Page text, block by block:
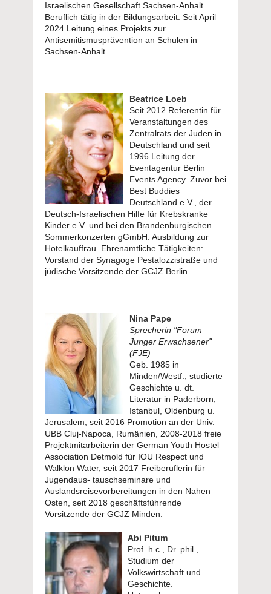
Israelischen Gesellschaft Sachsen-Anhalt.
Beruflich tätig in der Bildungsarbeit. Seit April
2024 Leitung eines Projekts zur
Antisemitismusprävention an Schulen in
Sachsen-Anhalt.
Beatrice Loeb
Seit 2012 Referentin für
Veranstaltungen des
Zentralrats der Juden in
Deutschland und seit
1996 Leitung der
Eventagentur Berlin
Events Agency. Zuvor bei
Best Buddies
Deutschland e.V., der
Deutsch-Israelischen Hilfe für Krebskranke
Kinder e.V. und bei den Brandenburgischen
Sommerkonzerten gGmbH. Ausbildung zur
Hotelkauffrau. Ehrenamtliche Tätigkeiten:
Vorstand der Synagoge Pestalozzistraße und
jüdische Vorsitzende der GCJZ Berlin.
Nina Pape
Sprecherin "Forum
Junger Erwachsener"
(FJE)
Geb. 1985 in
Minden/Westf., studierte
Geschichte u. dt.
Literatur in Paderborn,
Istanbul, Oldenburg u.
Jerusalem; seit 2016 Promotion an der Univ.
UBB Cluj-Napoca, Rumänien, 2008-2018 freie
Projektmitarbeiterin der German Youth Hostel
Association Detmold für IOU Respect und
Walklon Water, seit 2017 Freiberuflerin für
Jugendaus- tauschseminare und
Auslandsreisevorbereitungen in den Nahen
Osten, seit 2018 geschäftsführende
Vorsitzende der GCJZ Minden.
Abi Pitum
Prof. h.c., Dr. phil.,
Studium der
Volkswirtschaft und
Geschichte.